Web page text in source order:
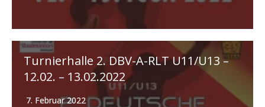
Turnierhalle 2. DBV-A-RLT U11/U13 –
12.02. – 13.02.2022
7. Februar 2022